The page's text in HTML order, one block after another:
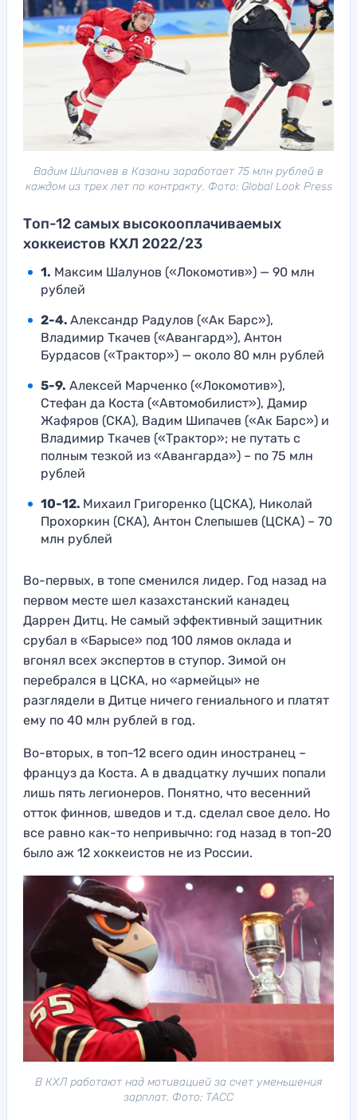
Вадим Шипачев в Казани заработает 75 млн рублей в
каждом из трех лет по контракту. Фото: Global Look Press
Топ-12 самых высокооплачиваемых
хоккеистов КХЛ 2022/23
1. Максим Шалунов («Локомотив») — 90 млн
рублей
2-4. Александр Радулов («Ак Барс»),
Владимир Ткачев («Авангард»), Антон
Бурдасов («Трактор») — около 80 млн рублей
5-9. Алексей Марченко («Локомотив»),
Стефан да Коста («Автомобилист»), Дамир
Жафяров (СКА), Вадим Шипачев («Ак Барс») и
Владимир Ткачев («Трактор»; не путать с
полным тезкой из «Авангарда») – по 75 млн
рублей
10-12. Михаил Григоренко (ЦСКА), Николай
Прохоркин (СКА), Антон Слепышев (ЦСКА) – 70
млн рублей
Во-первых, в топе сменился лидер. Год назад на
первом месте шел казахстанский канадец
Даррен Дитц. Не самый эффективный защитник
срубал в «Барысе» под 100 лямов оклада и
вгонял всех экспертов в ступор. Зимой он
перебрался в ЦСКА, но «армейцы» не
разглядели в Дитце ничего гениального и платят
ему по 40 млн рублей в год.
Во-вторых, в топ-12 всего один иностранец –
француз да Коста. А в двадцатку лучших попали
лишь пять легионеров. Понятно, что весенний
отток финнов, шведов и т.д. сделал свое дело. Но
все равно как-то непривычно: год назад в топ-20
было аж 12 хоккеистов не из России.
В КХЛ работают над мотивацией за счет уменьшения
зарплат. Фото: ТАСС